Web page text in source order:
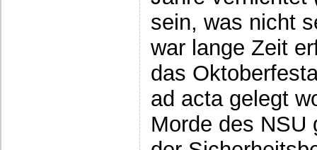
sein, was nicht
war lange Zeit
das
ad acta gelegt
Morde des NSU